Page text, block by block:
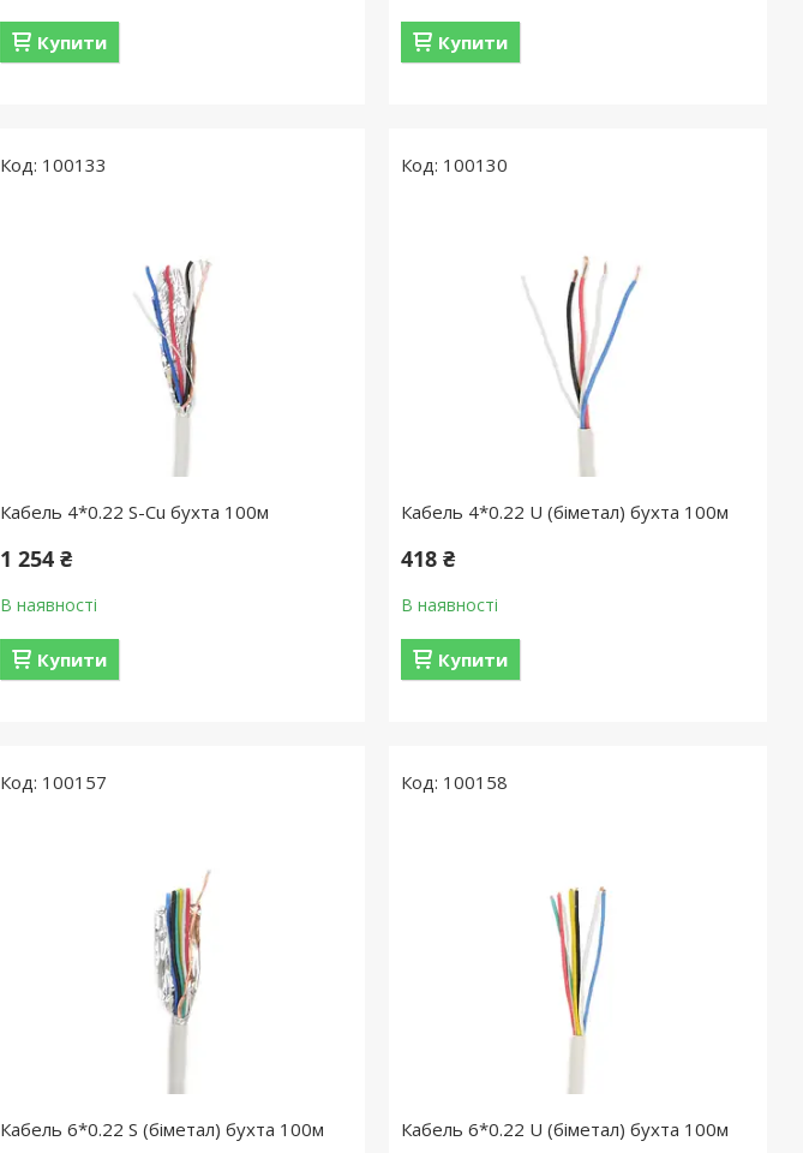
Купити Купити
100133
Кабель 4*0.22 S-Cu бухта 100м
1 254 ₴
В наявності
Купити
100130
Кабель 4*0.22 U (біметал) бухта 100м
418 ₴
В наявності
Купити
100157
Кабель 6*0.22 S (біметал) бухта 100м
100158
Кабель 6*0.22 U (біметал) бухта 100м